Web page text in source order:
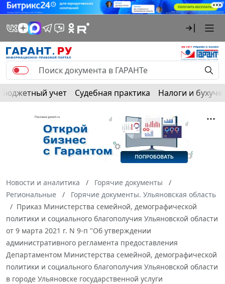
Бюджетный учет Судебная практика Налоги и
Новости и аналитика
Горячие документы
Региональные
Горячие документы. Ульяновская область
Приказ Министерства семейной, демографической
политики и социального благополучия Ульяновской области
от 9 марта 2021 г. N 9-п "Об утверждении
административного регламента предоставления
Департаментом Министерства семейной, демографической
политики и социального благополучия Ульяновской области
в городе Ульяновске государственной услуги